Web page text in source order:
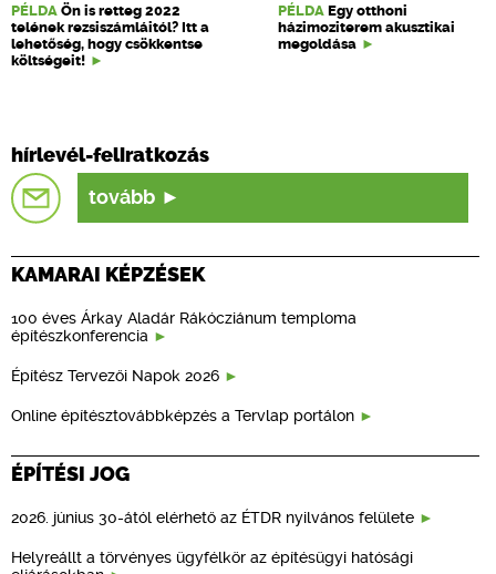
PÉLDA Ön is retteg 2022
telének rezsiszámláitól? Itt a
lehetőség, hogy csökkentse
költségeit!
PÉLDA Egy otthoni
házimoziterem akusztikai
megoldása
hírlevél-feliratkozás
tovább
KAMARAI KÉPZÉSEK
100 éves Árkay Aladár Rákócziánum temploma
építészkonferencia
Építész Tervezői Napok 2026
Online építésztovábbképzés a Tervlap portálon
ÉPÍTÉSI JOG
2026. június 30-ától elérhető az ÉTDR nyilvános felülete
Helyreállt a törvényes ügyfélkör az építésügyi hatósági